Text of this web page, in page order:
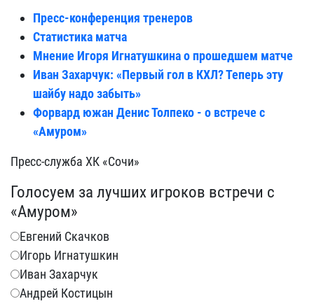
Пресс-конференция тренеров
Статистика матча
Мнение Игоря Игнатушкина о прошедшем матче
Иван Захарчук: «Первый гол в КХЛ? Теперь эту
шайбу надо забыть»
Форвард южан Денис Толпеко - о встрече с
«Амуром»
Пресс-служба ХК «Сочи»
Голосуем за лучших игроков встречи с
«Амуром»
Евгений Скачков
Игорь Игнатушкин
Иван Захарчук
Андрей Костицын